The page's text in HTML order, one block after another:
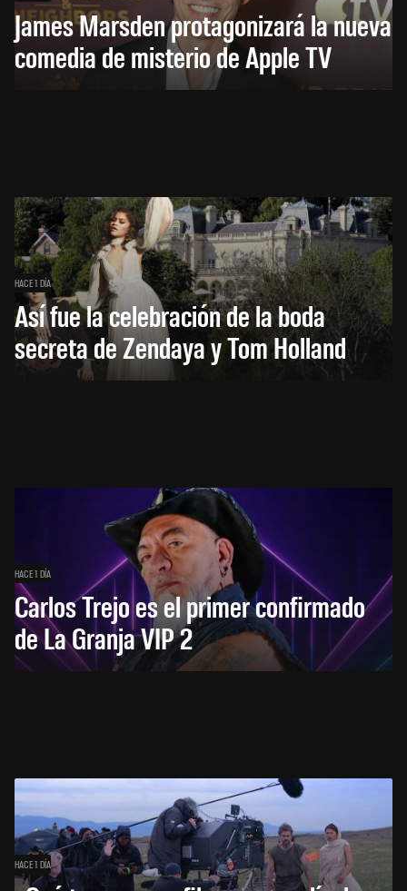
James Marsden protagonizará la nueva
comedia de misterio de Apple TV
HACE 1 DÍA
Así fue la celebración de la boda
secreta de Zendaya y Tom Holland
HACE 1 DÍA
Carlos Trejo es el primer confirmado
de La Granja VIP 2
HACE 1 DÍA